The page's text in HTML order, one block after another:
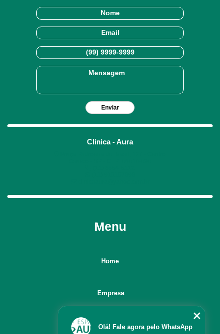
Clinica - Aura
Menu
Home
Empresa
Servicos
Olá! Fale agora pelo WhatsApp